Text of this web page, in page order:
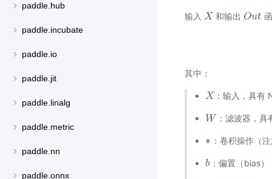
paddle.hub
paddle.incubate
paddle.io
paddle.jit
paddle.linalg
paddle.metric
paddle.nn
paddle.onnx
输入 X
X 和输出 Out
Out
其中：
X
X ：输入，具有
W
W ：滤波器，
∗
∗ ：卷积操作（
b
b ：偏置（bias